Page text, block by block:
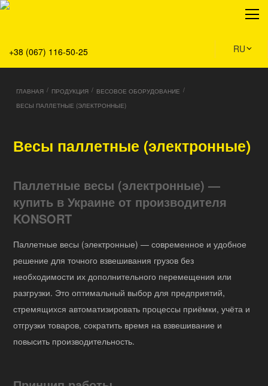
+38 (067) 116-50-25 RU
О нас
Сервис
Решения
Команда
Новости
ГЛАВНАЯ / ПРОДУКЦИЯ / ВЕСОВОЕ ОБОРУДОВАНИЕ /
ВЕСЫ ПАЛЛЕТНЫЕ (ЭЛЕКТРОННЫЕ)
Весы паллетные (электронные)
Паллетные весы (электронные) —
купить в Украине от производителя
KONSORT
Паллетные весы (электронные) — современное и удобное
решение для точного взвешивания грузов без
необходимости их дополнительного перемещения или
разгрузки. Это оптимальный выбор для предприятий,
стремящихся автоматизировать процессы приёмки, учёта и
отгрузки товаров, сократить время на взвешивание и
повысить производительность.